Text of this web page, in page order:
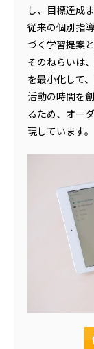
し、目標達成
従来の個別指
づく学習提案と
そのねらいは
を最小化して
活動の時間を
るため、オー
現しています。